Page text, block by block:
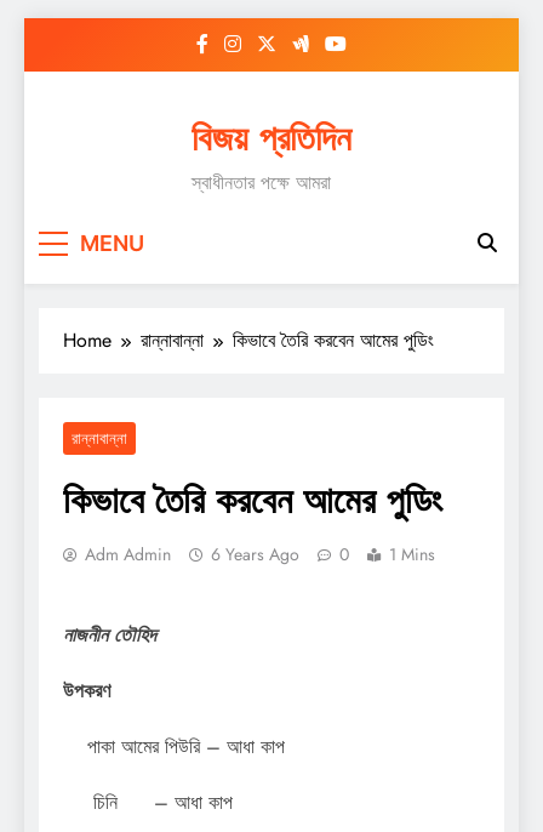
বিজয় প্রতিদিন
স্বাধীনতার পক্ষে আমরা
MENU
Home রান্নাবান্না কিভাবে তৈরি করবেন আমের পুডিং
রান্নাবান্না
কিভাবে তৈরি করবেন আমের পুডিং
Adm Admin 6 Years Ago 0 1 Mins
নাজনীন তৌহিদ
উপকরণ
পাকা আমের পিউরি – আধা কাপ
চিনি – আধা কাপ